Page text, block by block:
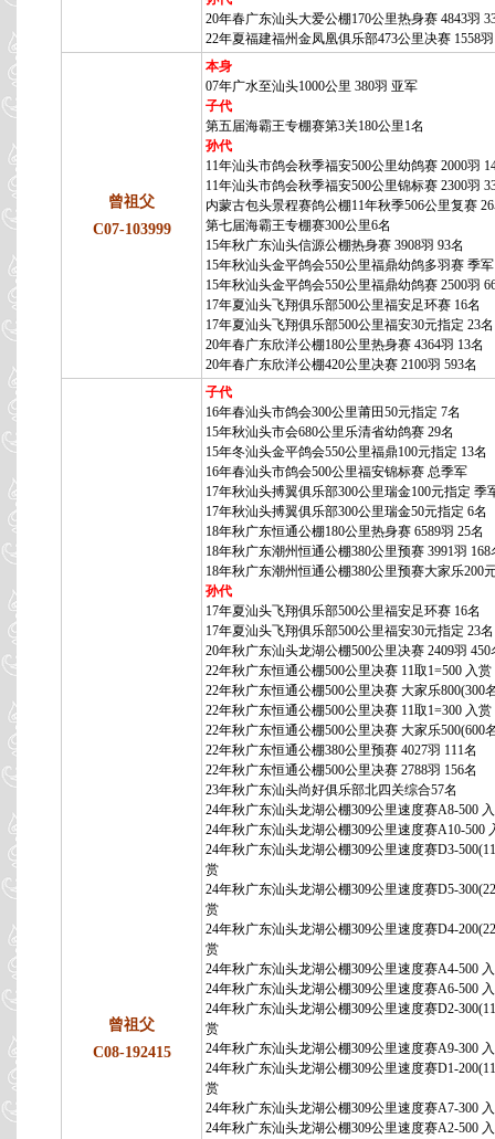
20年春广东汕头大爱公棚170公里热身赛 4843羽
22年夏福建福州金凤凰俱乐部473公里决赛 1558
曾祖父
C07-103999
本身
07年广水至汕头1000公里 380羽 亚军
子代
第五届海霸王专棚赛第3关180公里1名
孙代
11年汕头市鸽会秋季福安500公里幼鸽赛 2000羽
11年汕头市鸽会秋季福安500公里锦标赛 2300羽
内蒙古包头景程赛鸽公棚11年秋季506公里复赛
第七届海霸王专棚赛300公里6名
15年秋广东汕头信源公棚热身赛 3908羽 93名
15年秋汕头金平鸽会550公里福鼎幼鸽多羽赛 季军
15年秋汕头金平鸽会550公里福鼎幼鸽赛 2500羽
17年夏汕头飞翔俱乐部500公里福安足环赛 16名
17年夏汕头飞翔俱乐部500公里福安30元指定 23名
20年春广东欣洋公棚180公里热身赛 4364羽 13名
20年春广东欣洋公棚420公里决赛 2100羽 593名
曾祖父
C08-192415
子代
16年春汕头市鸽会300公里莆田50元指定 7名
15年秋汕头市会680公里乐清省幼鸽赛 29名
15年冬汕头金平鸽会550公里福鼎100元指定 13名
16年春汕头市鸽会500公里福安锦标赛 总季军
17年秋汕头搏翼俱乐部300公里瑞金100元指定 季
17年秋汕头搏翼俱乐部300公里瑞金50元指定 6名
18年秋广东恒通公棚180公里热身赛 6589羽 25名
18年秋广东潮州恒通公棚380公里预赛 3991羽 168
18年秋广东潮州恒通公棚380公里预赛大家乐200
孙代
17年夏汕头飞翔俱乐部500公里福安足环赛 16名
17年夏汕头飞翔俱乐部500公里福安30元指定 23名
20年秋广东汕头龙湖公棚500公里决赛 2409羽 450
22年秋广东恒通公棚500公里决赛 11取1=500 入赏
22年秋广东恒通公棚500公里决赛 大家乐800(300
22年秋广东恒通公棚500公里决赛 11取1=300 入赏
22年秋广东恒通公棚500公里决赛 大家乐500(600
22年秋广东恒通公棚380公里预赛 4027羽 111名
22年秋广东恒通公棚500公里决赛 2788羽 156名
23年秋广东汕头尚好俱乐部北四关综合57名
24年秋广东汕头龙湖公棚309公里速度赛A8-500
24年秋广东汕头龙湖公棚309公里速度赛A10-500
24年秋广东汕头龙湖公棚309公里速度赛D3-
赏
24年秋广东汕头龙湖公棚309公里速度赛D5-
赏
24年秋广东汕头龙湖公棚309公里速度赛D4-
赏
24年秋广东汕头龙湖公棚309公里速度赛A4-500
24年秋广东汕头龙湖公棚309公里速度赛A6-500
24年秋广东汕头龙湖公棚309公里速度赛D2-
赏
24年秋广东汕头龙湖公棚309公里速度赛A9-300
24年秋广东汕头龙湖公棚309公里速度赛D1-
赏
24年秋广东汕头龙湖公棚309公里速度赛A7-300
24年秋广东汕头龙湖公棚309公里速度赛A2-500